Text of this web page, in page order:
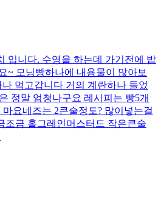
입니다. 수영을 하는데 가기전에 밥
~ 모닝빵하나에 내용물이 많아보
먹고갑니다 거의 계란하나 들었
정말 엄청나구요 레시피는 빵5개
요네즈는 2큰술정도? 많이넣는걸
조금 홀그레인머스터드 작은큰술